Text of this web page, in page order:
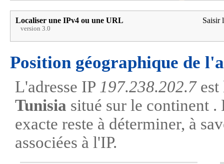
Localiser une IPv4 ou une URL
version 3.0
Saisir
Position géographique de
L'adresse IP 197.238.202.7est
Tunisia situé sur le continent
exacte reste à déterminer, à
associées à l'IP.